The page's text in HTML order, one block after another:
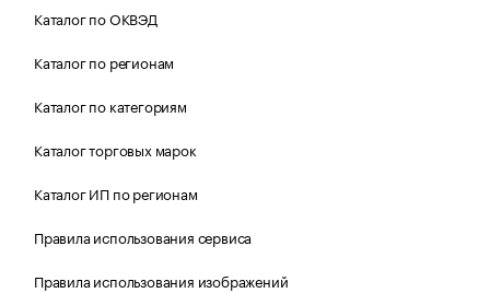
Каталог по ОКВЭД
Каталог по регионам
Каталог по категориям
Каталог торговых марок
Каталог ИП по регионам
Правила использования сервиса
Правила использования изображений